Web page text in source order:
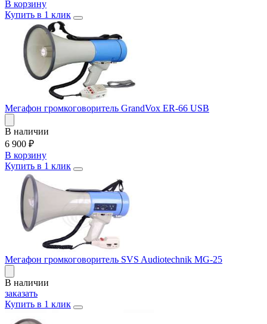
В корзину
Купить в 1 клик
Мегафон громкоговоритель GrandVox ER-66 USB
В наличии
6 900 ₽
В корзину
Купить в 1 клик
Мегафон громкоговоритель SVS Audiotechnik MG-25
В наличии
заказать
Купить в 1 клик